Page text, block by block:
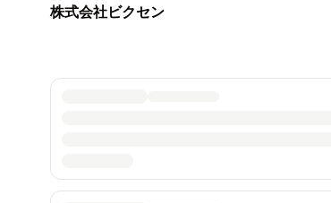
株式会社ビクセン